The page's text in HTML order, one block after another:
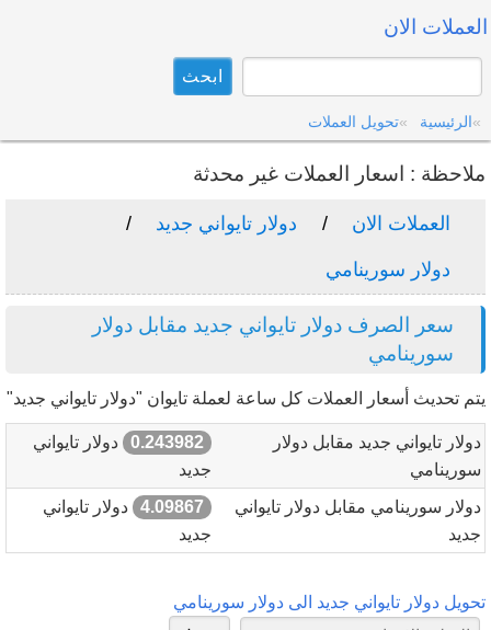
العملات الان
الرئيسية تحويل العملات
ملاحظة : اسعار العملات غير محدثة
العملات الان دولار تايواني جديد
دولار سورينامي
سعر الصرف دولار تايواني جديد مقابل دولار
سورينامي
يتم تحديث أسعار العملات كل ساعة لعملة تايوان "دولار تايواني جديد"
دولار تايواني جديد مقابل دولار
سورينامي
0.243982
دولار تايواني
جديد
دولار سورينامي مقابل دولار تايواني
جديد
4.09867
دولار تايواني
جديد
تحويل دولار تايواني جديد الى دولار سورينامي